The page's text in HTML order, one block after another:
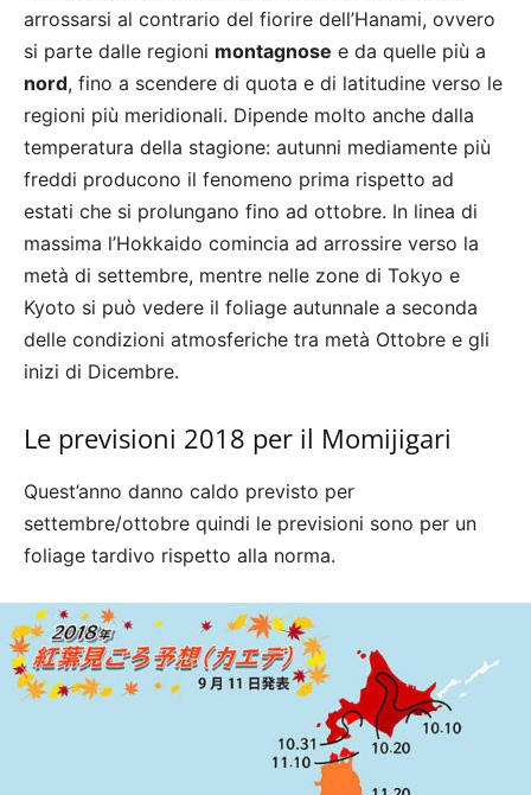
arrossarsi al contrario del fiorire dell’Hanami, ovvero
si parte dalle regioni montagnose e da quelle più a
nord, fino a scendere di quota e di latitudine verso le
regioni più meridionali. Dipende molto anche dalla
temperatura della stagione: autunni mediamente più
freddi producono il fenomeno prima rispetto ad
estati che si prolungano fino ad ottobre. In linea di
massima l’Hokkaido comincia ad arrossire verso la
metà di settembre, mentre nelle zone di Tokyo e
Kyoto si può vedere il foliage autunnale a seconda
delle condizioni atmosferiche tra metà Ottobre e gli
inizi di Dicembre.
Le previsioni 2018 per il Momijigari
Quest’anno danno caldo previsto per
settembre/ottobre quindi le previsioni sono per un
foliage tardivo rispetto alla norma.